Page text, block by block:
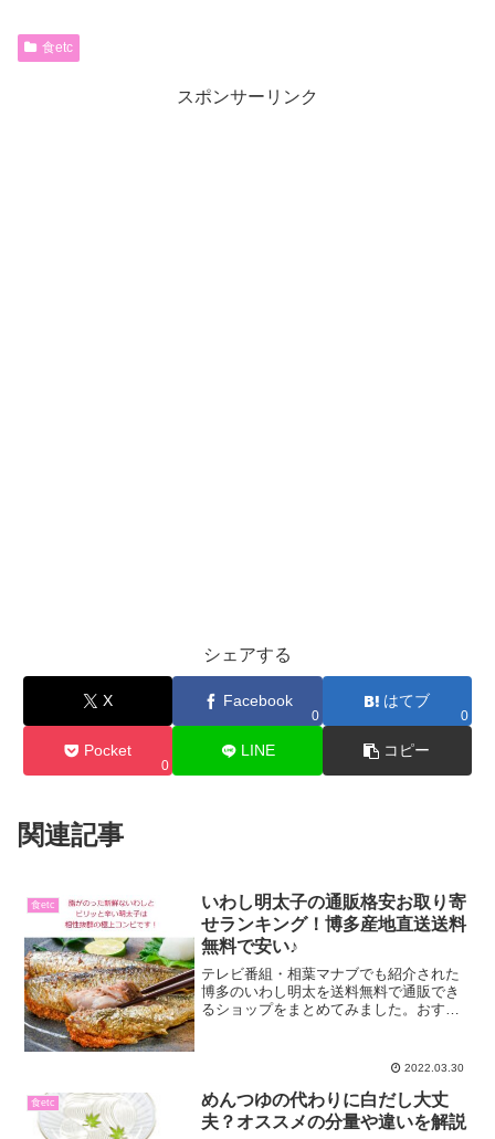
食etc
スポンサーリンク
シェアする
X Facebook
0
はてブ
0
Pocket
0
LINE コピー
関連記事
食etc
いわし明太子の通販格安お取り寄
せランキング！博多産地直送送料
無料で安い♪
テレビ番組・相葉マナブでも紹介された
博多のいわし明太を送料無料で通販でき
るショップをまとめてみました。おすす
にたっぷり明太子が入って、ほとんど焼
2022.03.30
食etc
めんつゆの代わりに白だし大丈
夫？オススメの分量や違いを解説